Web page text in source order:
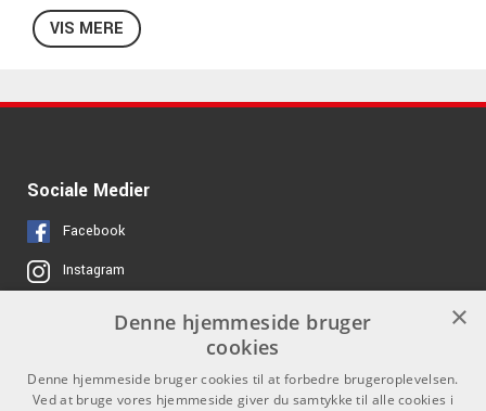
Carry Handle
Divider Board
VIS MERE
Sociale Medier
Facebook
Instagram
Job hos os
Kontakt
Som privatperson kan du ikke
købe på denne hjemmeside, alt
×
Denne hjemmeside bruger
cookies
Denne hjemmeside bruger cookies til at forbedre brugeroplevelsen.
Ved at bruge vores hjemmeside giver du samtykke til alle cookies i